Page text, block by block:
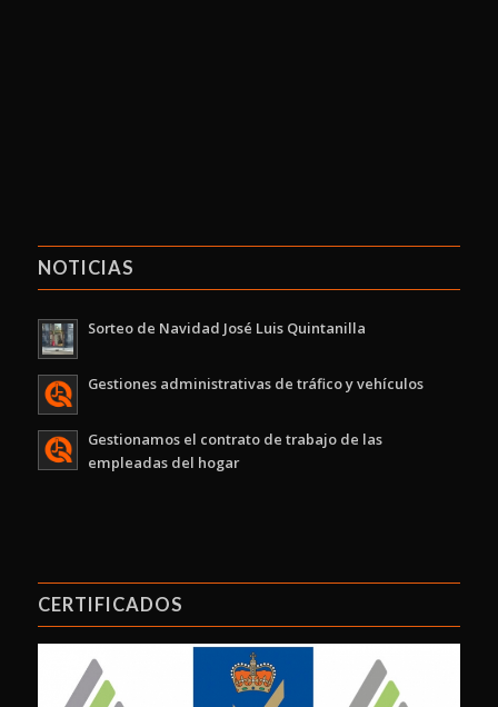
NOTICIAS
Sorteo de Navidad José Luis Quintanilla
Gestiones administrativas de tráfico y vehículos
Gestionamos el contrato de trabajo de las
empleadas del hogar
CERTIFICADOS